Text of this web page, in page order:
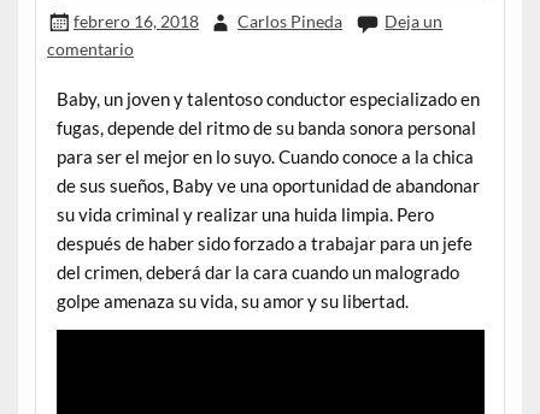
febrero 16, 2018 Carlos Pineda
Deja un
comentario
Baby, un joven y talentoso conductor especializado en
fugas, depende del ritmo de su banda sonora personal
para ser el mejor en lo suyo. Cuando conoce a la chica
de sus sueños, Baby ve una oportunidad de abandonar
su vida criminal y realizar una huida limpia. Pero
después de haber sido forzado a trabajar para un jefe
del crimen, deberá dar la cara cuando un malogrado
golpe amenaza su vida, su amor y su libertad.